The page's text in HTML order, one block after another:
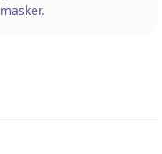
masker.